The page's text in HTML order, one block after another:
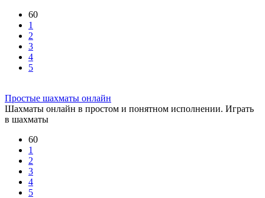
60
1
2
3
4
5
Простые шахматы онлайн
Шахматы онлайн в простом и понятном исполнении. Играть
в шахматы
60
1
2
3
4
5